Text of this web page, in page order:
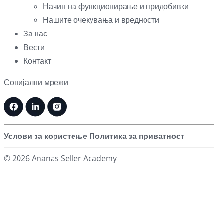
Начин на функционирање и придобивки
Нашите очекувања и вредности
За нас
Вести
Контакт
Социјални мрежи
Услови за користење Политика за приватност
© 2026 Ananas Seller Academy